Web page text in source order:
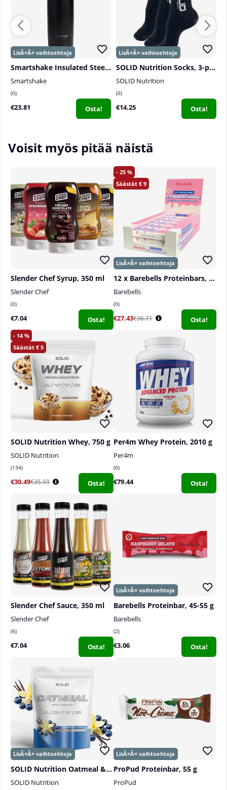
Smartshake Insulated Steel, 750 ml
Smartshake
0
€23.81 Osta!
SOLID Nutrition Socks, 3-pack, Black
SOLID Nutrition
0
€14.25 Osta!
Voisit myös pitää näistä
Slender Chef Syrup, 350 ml
Slender Chef
0
€7.04 Osta!
25
9
12 x Barebells Proteinbars, 55 g
Barebells
0
€27.43€36.71 Osta!
14
5
SOLID Nutrition Whey, 750 g
SOLID Nutrition
134
€30.49€35.59 Osta!
Per4m Whey Protein, 2010 g
Per4m
0
€79.44 Osta!
Slender Chef Sauce, 350 ml
Slender Chef
6
€7.04 Osta!
Barebells Proteinbar, 45-55 g
Barebells
2
€3.06 Osta!
SOLID Nutrition Oatmeal & Protein Mix, 750 g
SOLID Nutrition
ProPud Proteinbar, 55 g
ProPud